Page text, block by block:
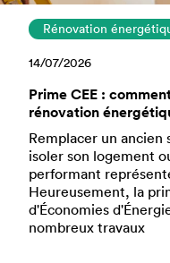
Rénovation
14/07/2026
Prime CEE :
rénovation
Remplacer un
isoler son logement
performant
Heureusement, la
d'Économies
nombreux travaux